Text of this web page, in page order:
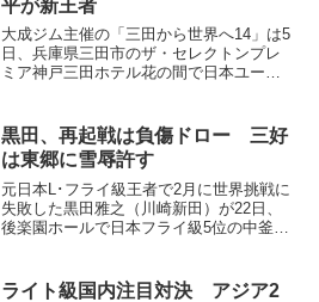
平が新王者
大成ジム主催の「三田から世界へ14」は5
日、兵庫県三田市のザ・セレクトンプレ
ミア神戸三田ホテル花の間で日本ユー
ルマッチ8回戦は、挑戦者の殿本恭平（勝
輝）が6回にストレ...
黒田、再起戦は負傷ドロー 三好
は東郷に雪辱許す
元日本L･フライ級王者で2月に世界挑戦に
失敗した黒田雅之（川崎新田）が22日、
後楽園ホールで日本フライ級5位の中釜兵
けた。ジャッジは2者が48-48、1者が48...
ライト級国内注目対決 アジア2